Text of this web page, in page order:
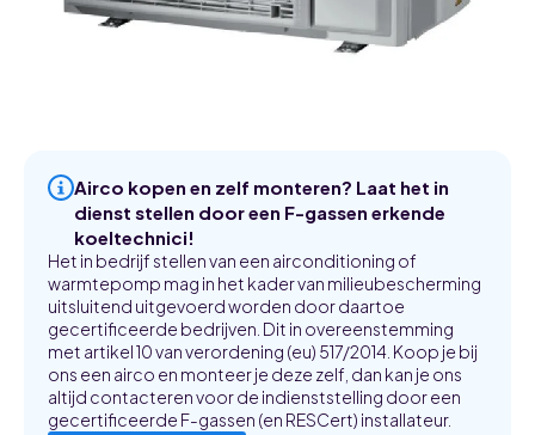
Airco kopen en zelf monteren? Laat het in
dienst stellen door een F-gassen erkende
koeltechnici!
Het in bedrijf stellen van een airconditioning of
warmtepomp mag in het kader van milieubescherming
uitsluitend uitgevoerd worden door daartoe
gecertificeerde bedrijven. Dit in overeenstemming
met artikel 10 van verordening (eu) 517/2014. Koop je bij
ons een airco en monteer je deze zelf, dan kan je ons
altijd contacteren voor de indienststelling door een
gecertificeerde F-gassen (en RESCert) installateur.